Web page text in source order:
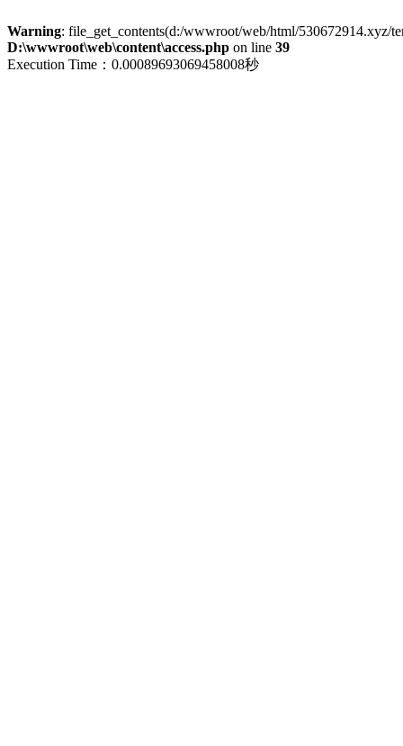
Warning: file_get_contents(d:/wwwroot/web/html/530672914.xyz/
D:\wwwroot\web\content\access.php on line 39
Execution Time：0.00089693069458008秒